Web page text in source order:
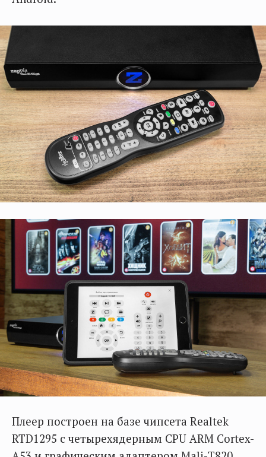
Плеер построен на базе чипсета Realtek
RTD1295 с четырехядерным CPU ARM Cortex-